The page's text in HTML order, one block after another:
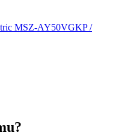
MSZ-AY50VGKP /